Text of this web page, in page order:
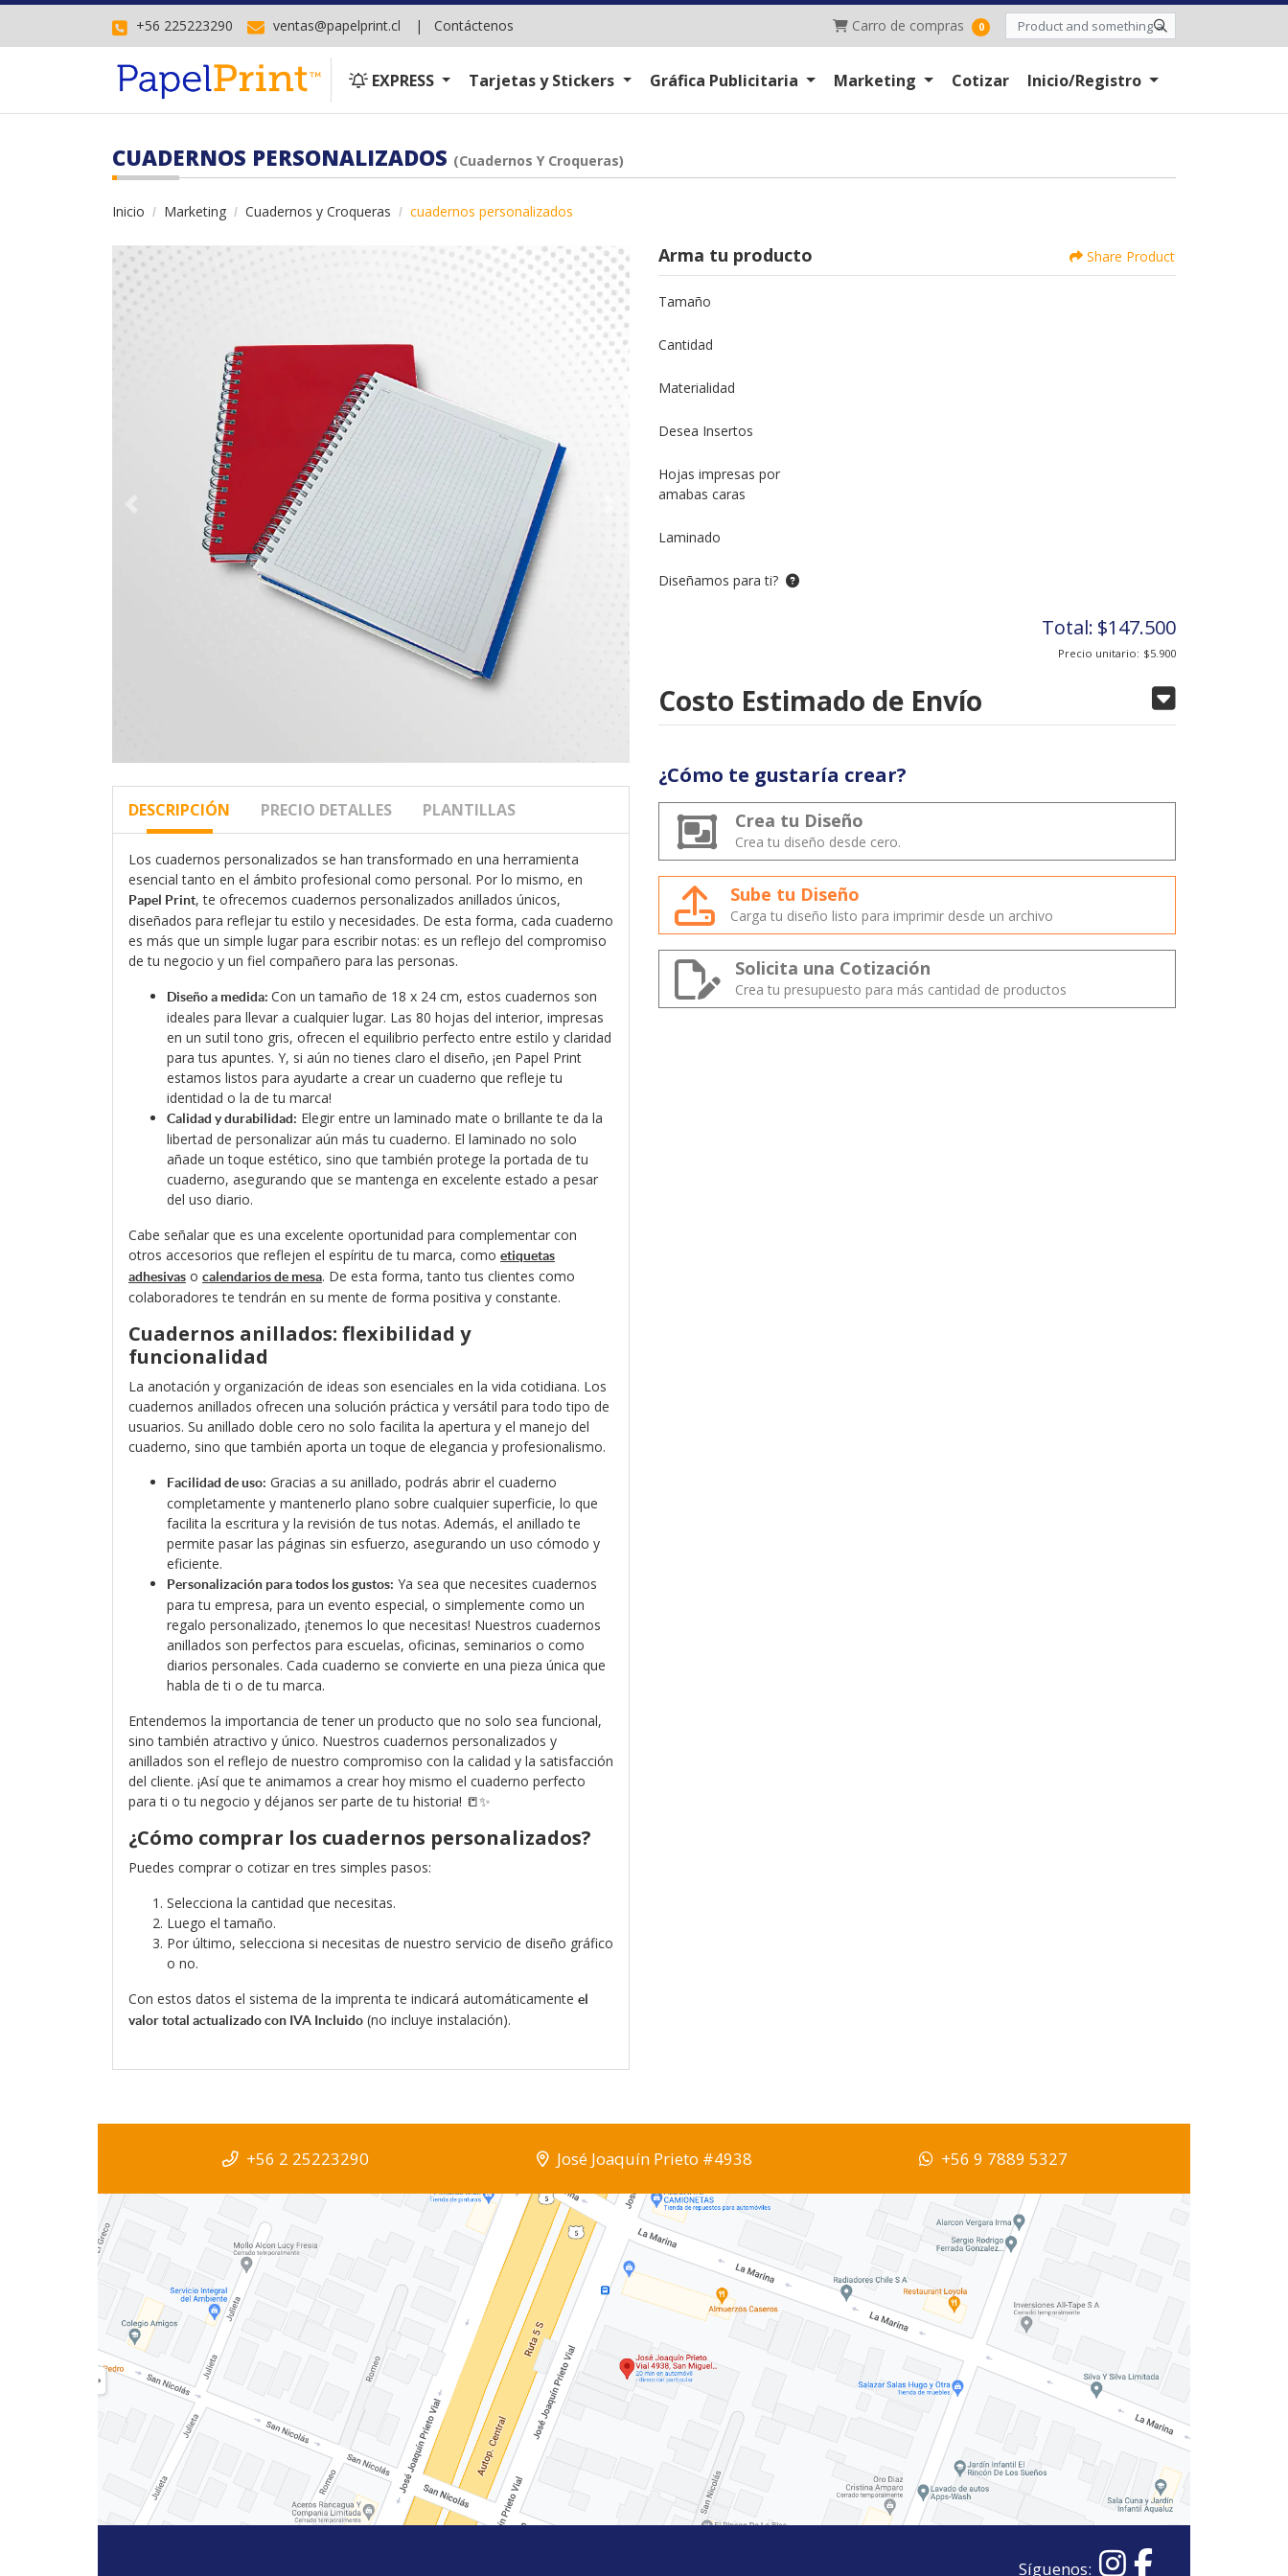
+56 225223290 ventas@papelprint.cl | Contáctenos Carro de compras
Carro de compras 0
EXPRESS
EXPRESS Tarjetas y Stickers Gráfica Publicitaria Marketing Cotizar Inicio/Registro
CUADERNOS PERSONALIZADOS (Cuadernos Y Croqueras)
Inicio Marketing Cuadernos y Croqueras cuadernos personalizados
DESCRIPCIÓN PRECIO DETALLES PLANTILLAS
Los cuadernos personalizados se han transformado en una herramienta
esencial tanto en el ámbito profesional como personal. Por lo mismo, en
Papel Print, te ofrecemos cuadernos personalizados anillados únicos,
diseñados para reflejar tu estilo y necesidades. De esta forma, cada cuaderno
es más que un simple lugar para escribir notas: es un reflejo del compromiso
de tu negocio y un fiel compañero para las personas.
Diseño a medida: Con un tamaño de 18 x 24 cm, estos cuadernos son
ideales para llevar a cualquier lugar. Las 80 hojas del interior, impresas
en un sutil tono gris, ofrecen el equilibrio perfecto entre estilo y claridad
para tus apuntes. Y, si aún no tienes claro el diseño, ¡en Papel Print
estamos listos para ayudarte a crear un cuaderno que refleje tu
identidad o la de tu marca!
Calidad y durabilidad: Elegir entre un laminado mate o brillante te da la
libertad de personalizar aún más tu cuaderno. El laminado no solo
añade un toque estético, sino que también protege la portada de tu
cuaderno, asegurando que se mantenga en excelente estado a pesar
del uso diario.
Cabe señalar que es una excelente oportunidad para complementar con
otros accesorios que reflejen el espíritu de tu marca, como etiquetas
adhesivas o calendarios de mesa. De esta forma, tanto tus clientes como
colaboradores te tendrán en su mente de forma positiva y constante.
Cuadernos anillados: flexibilidad y
funcionalidad
La anotación y organización de ideas son esenciales en la vida cotidiana. Los
cuadernos anillados ofrecen una solución práctica y versátil para todo tipo de
usuarios. Su anillado doble cero no solo facilita la apertura y el manejo del
cuaderno, sino que también aporta un toque de elegancia y profesionalismo.
Facilidad de uso: Gracias a su anillado, podrás abrir el cuaderno
completamente y mantenerlo plano sobre cualquier superficie, lo que
facilita la escritura y la revisión de tus notas. Además, el anillado te
permite pasar las páginas sin esfuerzo, asegurando un uso cómodo y
eficiente.
Personalización para todos los gustos: Ya sea que necesites cuadernos
para tu empresa, para un evento especial, o simplemente como un
regalo personalizado, ¡tenemos lo que necesitas! Nuestros cuadernos
anillados son perfectos para escuelas, oficinas, seminarios o como
diarios personales. Cada cuaderno se convierte en una pieza única que
habla de ti o de tu marca.
Entendemos la importancia de tener un producto que no solo sea funcional,
sino también atractivo y único. Nuestros cuadernos personalizados y
anillados son el reflejo de nuestro compromiso con la calidad y la satisfacción
del cliente. ¡Así que te animamos a crear hoy mismo el cuaderno perfecto
para ti o tu negocio y déjanos ser parte de tu historia! 📒✨
¿Cómo comprar los cuadernos personalizados?
Puedes comprar o cotizar en tres simples pasos:
Selecciona la cantidad que necesitas.
Luego el tamaño.
Por último, selecciona si necesitas de nuestro servicio de diseño gráfico
o no.
Con estos datos el sistema de la imprenta te indicará automáticamente el
valor total actualizado con IVA Incluido (no incluye instalación).
Arma tu producto Share Product
Tamaño
Cantidad
Materialidad
Desea Insertos
Hojas impresas por
amabas caras
Laminado
Diseñamos para ti?
Total: $147.500
Precio unitario: $5.900
Costo Estimado de Envío
¿Cómo te gustaría crear?
Crea tu Diseño
Crea tu diseño desde cero.
Sube tu Diseño
Carga tu diseño listo para imprimir desde un archivo
Solicita una Cotización
Crea tu presupuesto para más cantidad de productos
+56 2 25223290 José Joaquín Prieto #4938 +56 9 7889 5327
Síguenos: